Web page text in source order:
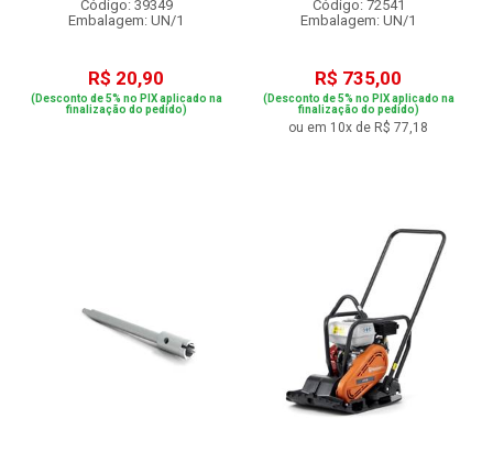
Código: 39349
Embalagem: UN/1
R$ 20,90
(Desconto de 5% no PIX aplicado na
finalização do pedido)
Código: 72541
Embalagem: UN/1
R$ 735,00
(Desconto de 5% no PIX aplicado na
finalização do pedido)
ou em 10x de R$ 77,18